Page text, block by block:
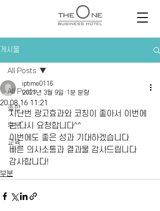
게시물
All Posts
종합
부분
교육
All Posts
20.08.16 11:21
iptime0116
2021년 3월 9일 1분 분량
지난번 광고효과와 코칭이 좋아서 이번에
는 다시 요청합니다^^
이번에도 좋은 성과 기대하겠습니다
빠른 의사소통과 결과물 감사드립니다
감사합니다!
부분